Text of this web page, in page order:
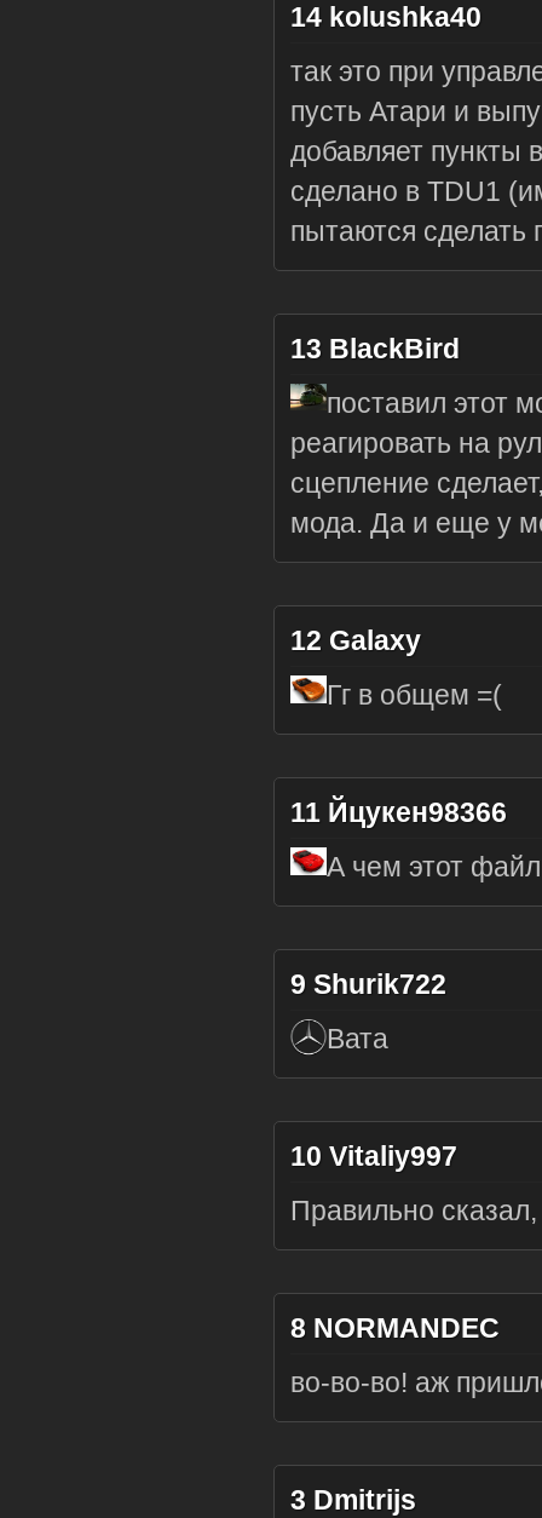
14 kolushka40
так это при
пусть Атари и
добавляет пункты
сделано в TDU1
пытаются сделать
13 BlackBird
поставил этот
реагировать на
сцепление
мода. Да и еще у
12 Galaxy
Гг в общем =(
11 Йцукен98366
А чем этот
9 Shurik722
Вата
10 Vitaliy997
Правильно
8 NORMANDEC
во-во-во! аж
3 Dmitrijs